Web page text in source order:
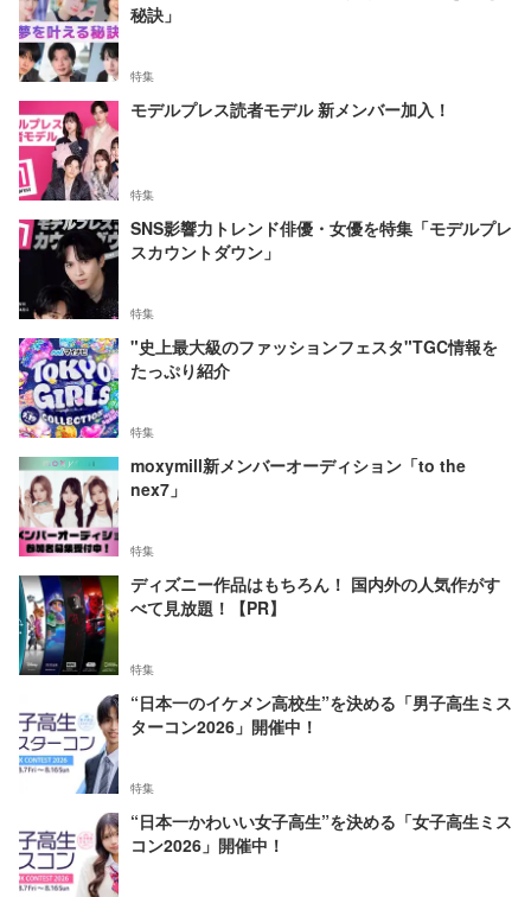
秘訣」
特集
モデルプレス読者モデル 新メンバー加入！
特集
SNS影響力トレンド俳優・女優を特集「モデルプレ
スカウントダウン」
特集
"史上最大級のファッションフェスタ"TGC情報を
たっぷり紹介
特集
moxymill新メンバーオーディション「to the
nex7」
特集
ディズニー作品はもちろん！ 国内外の人気作がす
べて見放題！【PR】
特集
“日本一のイケメン高校生”を決める「男子高生ミス
ターコン2026」開催中！
特集
“日本一かわいい女子高生”を決める「女子高生ミス
コン2026」開催中！